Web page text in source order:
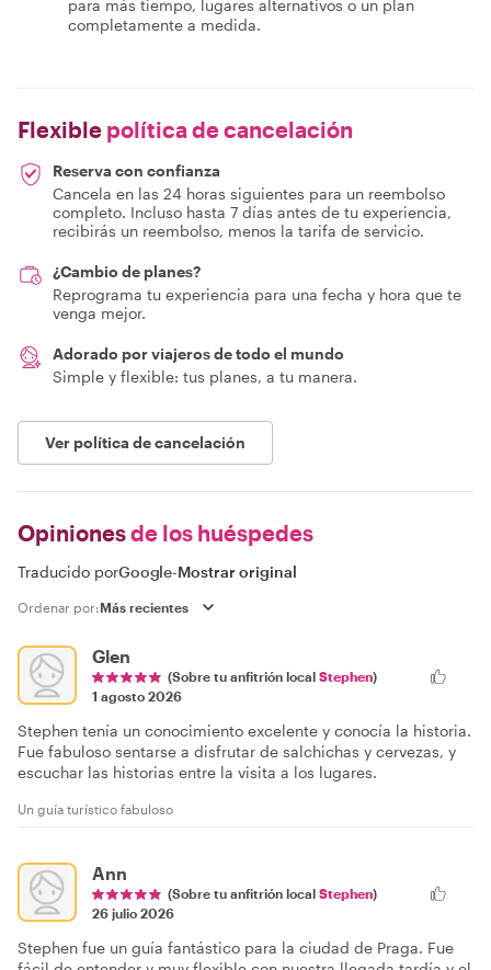
para más tiempo, lugares alternativos o un plan
completamente a medida.
Flexible política de cancelación
Reserva con confianza
Cancela en las 24 horas siguientes para un reembolso
completo. Incluso hasta 7 días antes de tu experiencia,
recibirás un reembolso, menos la tarifa de servicio.
¿Cambio de planes?
Reprograma tu experiencia para una fecha y hora que te
venga mejor.
Adorado por viajeros de todo el mundo
Simple y flexible: tus planes, a tu manera.
Ver política de cancelación
Opinionesde los huéspedes
Traducido porGoogle-Mostrar original
Ordenar por:
Glen
(Sobre tu anfitrión local Stephen)
1 agosto 2026
Stephen tenía un conocimiento excelente y conocía la historia.
Fue fabuloso sentarse a disfrutar de salchichas y cervezas, y
escuchar las historias entre la visita a los lugares.
Un guía turístico fabuloso
Ann
(Sobre tu anfitrión local Stephen)
26 julio 2026
Stephen fue un guía fantástico para la ciudad de Praga. Fue